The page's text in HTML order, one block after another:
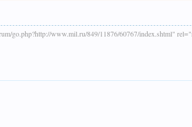
go.php?http://www.mil.ru/849/11876/60767/index.shtml"